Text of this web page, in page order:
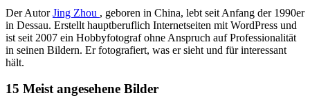
Der AutorJing Zhou , geboren in China, lebt seit Anfang der 1990er
in Dessau. Erstellt hauptberuflich Internetseiten mit WordPress und
ist seit 2007 ein Hobbyfotograf ohne Anspruch auf Professionalität
in seinen Bildern. Er fotografiert, was er sieht und für interessant
hält.
15 Meist angesehene Bilder